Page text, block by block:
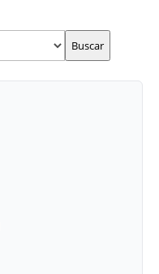
Buscar